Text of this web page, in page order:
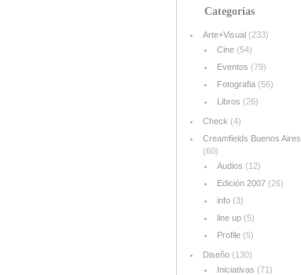
Categorías
Arte+Visual (233)
Cine (54)
Eventos (79)
Fotografia (56)
Libros (26)
Check (4)
Creamfields Buenos Aires
(60)
Audios (12)
Edición 2007 (26)
info (3)
line up (5)
Profile (5)
Diseño (130)
Iniciativas (71)